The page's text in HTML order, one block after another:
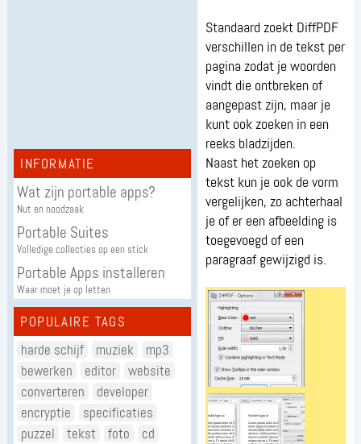
INFORMATIE
Wat zijn portable apps?
Nut en noodzaak
Portable Suites
Volledige collecties op een stick
Portable Apps installeren
Waar moet je op letten
POPULAIRE TAGS
harde schijf
muziek
mp3
bewerken
editor
website
converteren
developer
encryptie
specificaties
puzzel
tekst foto
cd
Standaard zoekt DiffPDF
verschillen in de tekst per
pagina zodat je woorden
vindt die ontbreken of
aangepast zijn, maar je
kunt ook zoeken in een
reeks bladzijden.
Naast het zoeken op
tekst kun je ook de vorm
vergelijken, zo achterhaal
je of er een afbeelding is
toegevoegd of een
paragraaf gewijzigd is.